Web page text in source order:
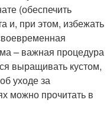
(обеспечить
и, при этом, избежать
– важная процедура
выращивать кустом,
уходе за
можно прочитать в